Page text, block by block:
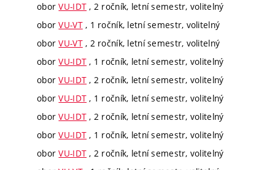
oborVU-IDT , 2 ročník, letní semestr, volitelný
oborVU-VT, 1 ročník, letní semestr, volitelný
oborVU-VT, 2 ročník, letní semestr, volitelný
oborVU-IDT , 1 ročník, letní semestr, volitelný
oborVU-IDT , 2 ročník, letní semestr, volitelný
oborVU-IDT , 1 ročník, letní semestr, volitelný
oborVU-IDT , 2 ročník, letní semestr, volitelný
oborVU-IDT , 1 ročník, letní semestr, volitelný
oborVU-IDT , 2 ročník, letní semestr, volitelný